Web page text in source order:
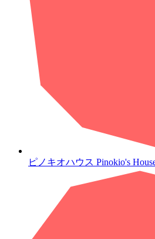
ピノキオハウス Pinokio's